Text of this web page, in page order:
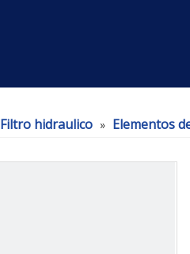
Filtro hidraulico » Elementos